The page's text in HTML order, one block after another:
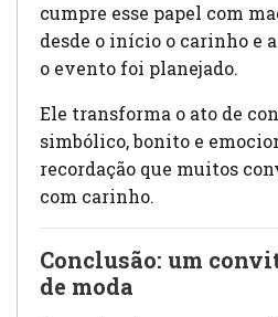
cumpre esse papel com
desde o início o carinho e
o evento foi planejado.
Ele transforma o ato de
simbólico, bonito e
recordação que muitos
com carinho.
Conclusão: um
de moda